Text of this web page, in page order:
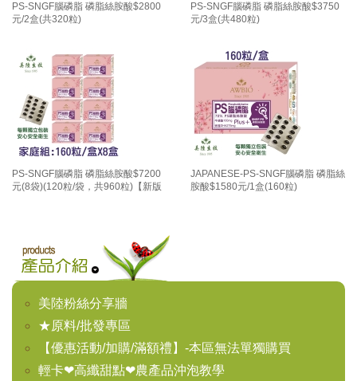
PS-SNGF腦磷脂 磷脂絲胺酸$2800
元/2盒(共320粒)
PS-SNGF腦磷脂 磷脂絲胺酸$3750
元/3盒(共480粒)
PS-SNGF腦磷脂 磷脂絲胺酸$7200
元(8袋)(120粒/袋，共960粒)【新版
JAPANESE-PS-SNGF腦磷脂 磷脂絲
胺酸$1580元/1盒(160粒)
美陸粉絲分享牆
★原料/批發專區
【優惠活動/加購/滿額禮】-本區無法單獨購買
輕卡❤高纖甜點❤農產品沖泡教學